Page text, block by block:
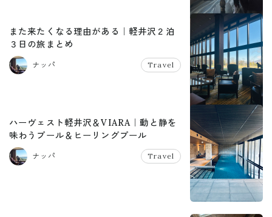
また来たくなる理由がある｜軽井沢２泊
３日の旅まとめ
ナッパ Travel
ハーヴェスト軽井沢＆VIARA｜動と静を
味わうプール＆ヒーリングプール
ナッパ Travel